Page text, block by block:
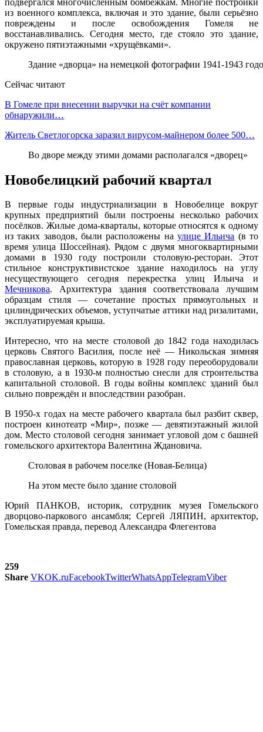
из военного комплекса, включая и это здание, были серьёзно
повреждены и после освобождения Гомеля не
восстанавливались. Сегодня место, где стояло это здание,
окружено пятиэтажными «хрущёвками».
Здание «дворца» на немецкой фотографии 1941-1943
Сейчас читают
В Гомеле при внесении выручки на счёт компании
обнаружили…
Житель Светлогорска заразил вирусом-майнером более 500…
Во дворе между этими домами располагался «дворец»
Новобелицкий рабочий квартал
В первые годы индустриализации в Новобелице вокруг
крупных предприятий были построены несколько рабочих
посёлков. Жилые дома-кварталы, которые относятся к одному
из таких заводов, были расположены на улице Ильича (в то
время улица Шоссейная). Рядом с двумя многоквартирными
домами в 1930 году построили столовую-ресторан. Этот
стильное конструктивистское здание находилось на углу
несуществующего сегодня перекрестка улиц Ильича и
Мечникова. Архитектура здания соответствовала лучшим
образцам стиля — сочетание простых прямоугольных и
цилиндрических объемов, уступчатые аттики над ризалитами,
эксплуатируемая крыша.
Интересно, что на месте столовой до 1842 года находилась
церковь Святого Василия, после неё — Никольская зимняя
православная церковь, которую в 1928 году переоборудовали
в столовую, а в 1930-м полностью снесли для строительства
капитальной столовой. В годы войны комплекс зданий был
сильно повреждён и впоследствии разобран.
В 1950-х годах на месте рабочего квартала был разбит сквер,
построен кинотеатр «Мир», позже — девятиэтажный жилой
дом. Место столовой сегодня занимает угловой дом с башней
гомельского архитектора Валентина Ждановича.
Столовая в рабочем поселке (Новая-Белица)
На этом месте было здание столовой
Юрий ПАНКОВ, историк, сотрудник музея Гомельского
дворцово-паркового ансамбля; Сергей ЛЯПИН, архитектор,
Гомельская правда, перевод Александра Флегентова
259
Share VKOK.ruFacebookTwitterWhatsAppTelegramViber